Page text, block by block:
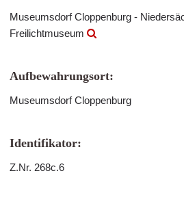
Museumsdorf Cloppenburg -
Freilichtmuseum
Aufbewahrungsort:
Museumsdorf Cloppenburg
Identifikator:
Z.Nr. 268c.6